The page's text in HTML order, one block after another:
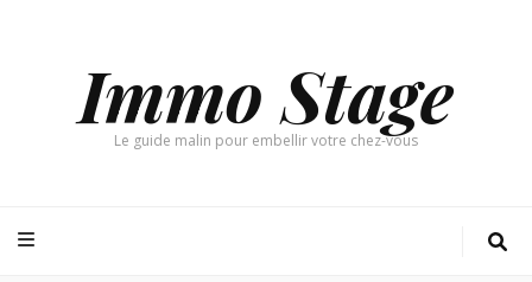
Immo Stage
Le guide malin pour embellir votre chez-vous